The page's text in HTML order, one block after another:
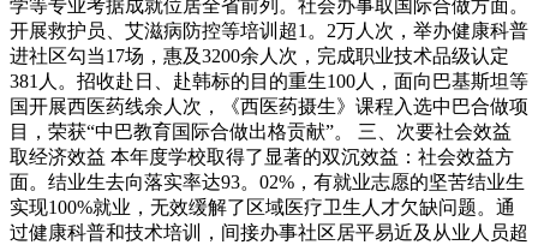
学等专业考据成就位居全省前列。社会办事取国际合做方面。
开展救护员、艾滋病防控等培训超1。2万人次，举办健康科普
进社区勾当17场，惠及3200余人次，完成职业技术品级认定
381人。招收赴日、赴韩标的目的重生100人，面向巴基斯坦等
国开展西医药线余人次，《西医药摄生》课程入选中巴合做项
目，荣获“中巴教育国际合做出格贡献”。 三、次要社会效益
取经济效益 本年度学校取得了显著的双沉效益：社会效益方
面。结业生去向落实率达93。02%，有就业志愿的坚苦结业生
实现100%就业，无效缓解了区域医疗卫生人才欠缺问题。通
过健康科普和技术培训，间接办事社区居平易近及从业人员超